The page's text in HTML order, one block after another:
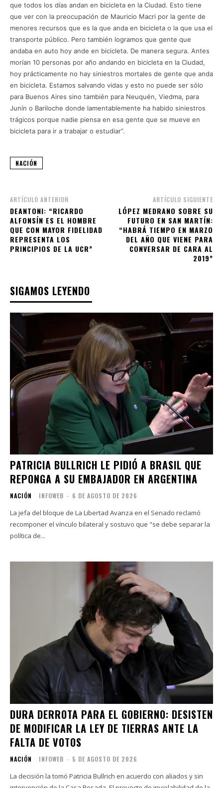
que todos los días andan en bicicleta en la Ciudad. Esto tiene
que ver con la preocupación de Mauricio Macri por la gente de
menores recursos que es la que anda en bicicleta o la que usa el
transporte público. Pero también logramos que gente que
andaba en auto hoy ande en bicicleta. De manera segura. Antes
morían 10 personas por año andando en bicicleta en la Ciudad,
hoy prácticamente no hay siniestros mortales de gente que anda
en bicicleta. Estamos salvando vidas y esto no puede ser sólo
para Buenos Aires sino también para Neuquén, Viedma, para
Junín o Bariloche donde lamentablemente ha habido siniestros
trágicos porque nadie piensa en esa gente que se mueve en
bicicleta para ir a trabajar o estudiar”.
NACIÓN
ARTÍCULO ANTERIOR
DEANTONI: “RICARDO
ALFONSÍN ES EL HOMBRE
QUE CON MAYOR FIDELIDAD
REPRESENTA LOS
PRINCIPIOS DE LA UCR”
ARTÍCULO SIGUIENTE
LÓPEZ MEDRANO SOBRE SU
FUTURO EN SAN MARTÍN:
“HABRÁ TIEMPO EN MARZO
DEL AÑO QUE VIENE PARA
CONVERSAR DE CARA AL
2019”
SIGAMOS LEYENDO
PATRICIA BULLRICH LE PIDIÓ A BRASIL QUE
REPONGA A SU EMBAJADOR EN ARGENTINA
NACIÓN INFOWEB - 6 DE AGOSTO DE 2026
La jefa del bloque de La Libertad Avanza en el Senado reclamó
recomponer el vínculo bilateral y sostuvo que "se debe separar la
política de...
DURA DERROTA PARA EL GOBIERNO: DESISTEN
DE MODIFICAR LA LEY DE TIERRAS ANTE LA
FALTA DE VOTOS
NACIÓN INFOWEB - 5 DE AGOSTO DE 2026
La decisión la tomó Patricia Bullrich en acuerdo con aliados y sin